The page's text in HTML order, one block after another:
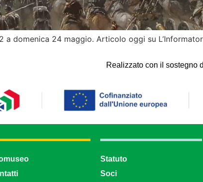
a domenica 24 maggio. Articolo oggi su
Realizzato con il sostegno
Statuto
Soci